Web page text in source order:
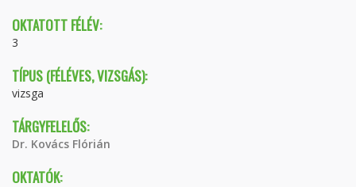
OKTATOTT FÉLÉV:
3
TÍPUS (FÉLÉVES, VIZSGÁS):
vizsga
TÁRGYFELELŐS:
Dr. Kovács Flórián
OKTATÓK: